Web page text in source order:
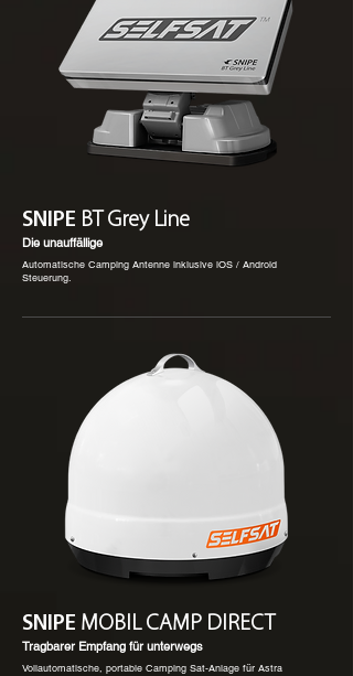
SNIPE BT Grey Line
Die unauffällige
Automatische Camping Antenne inklusive iOS / Android
Steuerung.
SNIPE MOBIL CAMP DIRECT
Tragbarer Empfang für unterwegs
Vollautomatische, portable Camping Sat-Anlage für Astra